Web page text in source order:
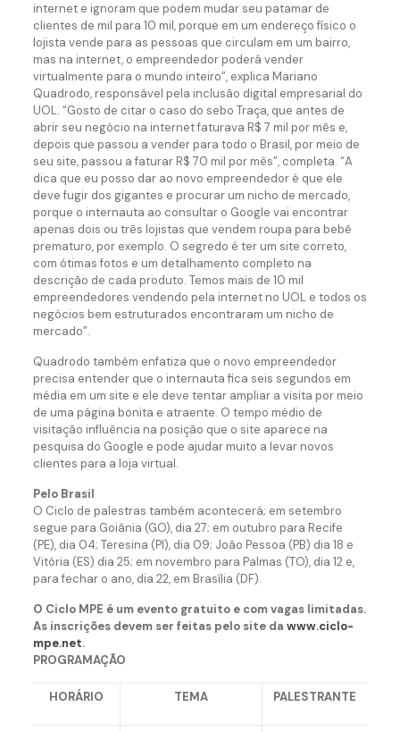
internet e ignoram que podem mudar seu patamar de
clientes de mil para 10 mil, porque em um endereço físico o
lojista vende para as pessoas que circulam em um bairro,
mas na internet, o empreendedor poderá vender
virtualmente para o mundo inteiro”, explica Mariano
Quadrodo, responsável pela inclusão digital empresarial do
UOL. “Gosto de citar o caso do sebo Traça, que antes de
abrir seu negócio na internet faturava R$ 7 mil por mês e,
depois que passou a vender para todo o Brasil, por meio de
seu site, passou a faturar R$ 70 mil por mês”, completa. “A
dica que eu posso dar ao novo empreendedor é que ele
deve fugir dos gigantes e procurar um nicho de mercado,
porque o internauta ao consultar o Google vai encontrar
apenas dois ou três lojistas que vendem roupa para bebê
prematuro, por exemplo. O segredo é ter um site correto,
com ótimas fotos e um detalhamento completo na
descrição de cada produto. Temos mais de 10 mil
empreendedores vendendo pela internet no UOL e todos os
negócios bem estruturados encontraram um nicho de
mercado”.
Quadrodo também enfatiza que o novo empreendedor
precisa entender que o internauta fica seis segundos em
média em um site e ele deve tentar ampliar a visita por meio
de uma página bonita e atraente. O tempo médio de
visitação influência na posição que o site aparece na
pesquisa do Google e pode ajudar muito a levar novos
clientes para a loja virtual.
Pelo Brasil
O Ciclo de palestras também acontecerá; em setembro
segue para Goiânia (GO), dia 27; em outubro para Recife
(PE), dia 04; Teresina (PI), dia 09; João Pessoa (PB) dia 18 e
Vitória (ES) dia 25; em novembro para Palmas (TO), dia 12 e,
para fechar o ano, dia 22, em Brasília (DF).
O Ciclo MPE é um evento gratuito e com vagas limitadas.
As inscrições devem ser feitas pelo site da www.ciclo-
mpe.net.
PROGRAMAÇÃO
HORÁRIO TEMA PALESTRANTE